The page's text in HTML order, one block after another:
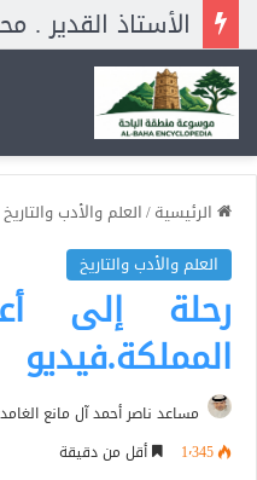
الرئيسية/العلم والأدب والتاريخ
العلم والأدب والتاريخ
رحلة إلى
المملكة.فيديو
مساعد ناصر أحمد آل مانع
1٬345
أقل من دقيقة